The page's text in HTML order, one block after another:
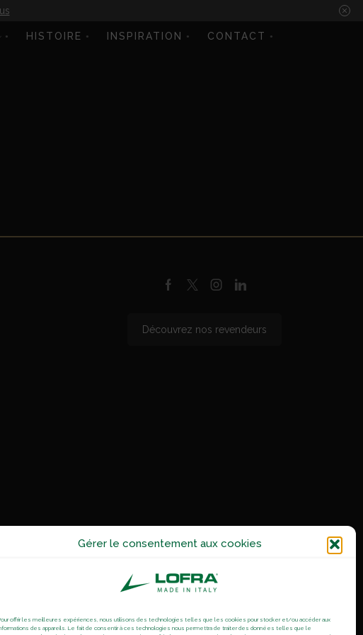
Gérer le consentement aux cookies
offrir les meilleures expériences, nous utilisons des technologies telles que les cookies pour stocker et/ou accéder aux
des appareils. Le fait de consentir à ces technologies nous permettra de traiter des données telles que le
HISTOIRE INSPIRATION CONTACT
Facebook
TwitterInstagram
Linkedin
Découvrez nos revendeurs